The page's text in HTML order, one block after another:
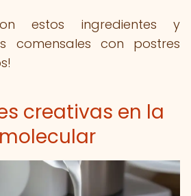
estos ingredientes y
comensales con postres
creativas en la